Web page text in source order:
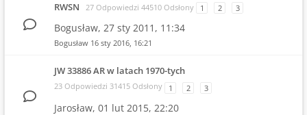
RWSN 27 Odpowiedzi 44510 Odsłony 1 2 3
Bogusław, 27 sty 2011, 11:34
Bogusław 16 sty 2016, 16:21
JW 33886 AR w latach 1970-tych
23 Odpowiedzi 31415 Odsłony 1 2 3
Jarosław, 01 lut 2015, 22:20